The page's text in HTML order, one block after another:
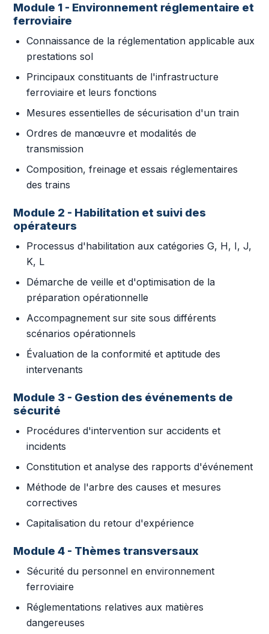
Module 1 - Environnement réglementaire et
ferroviaire
Connaissance de la réglementation applicable aux
prestations sol
Principaux constituants de l'infrastructure
ferroviaire et leurs fonctions
Mesures essentielles de sécurisation d'un train
Ordres de manœuvre et modalités de
transmission
Composition, freinage et essais réglementaires
des trains
Module 2 - Habilitation et suivi des
opérateurs
Processus d'habilitation aux catégories G, H, I, J,
K, L
Démarche de veille et d'optimisation de la
préparation opérationnelle
Accompagnement sur site sous différents
scénarios opérationnels
Évaluation de la conformité et aptitude des
intervenants
Module 3 - Gestion des événements de
sécurité
Procédures d'intervention sur accidents et
incidents
Constitution et analyse des rapports d'événement
Méthode de l'arbre des causes et mesures
correctives
Capitalisation du retour d'expérience
Module 4 - Thèmes transversaux
Sécurité du personnel en environnement
ferroviaire
Réglementations relatives aux matières
dangereuses